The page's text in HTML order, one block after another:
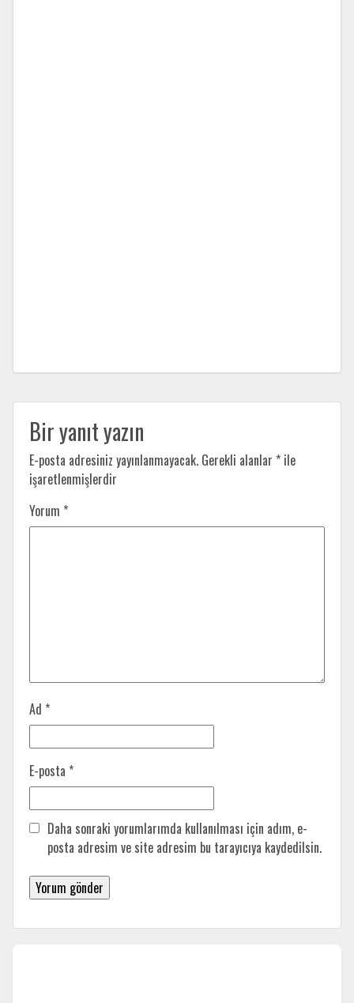
Bir yanıt yazın
E-posta adresiniz yayınlanmayacak. Gerekli alanlar * ile
işaretlenmişlerdir
Yorum *
Ad *
E-posta *
Daha sonraki yorumlarımda kullanılması için adım, e-
posta adresim ve site adresim bu tarayıcıya kaydedilsin.